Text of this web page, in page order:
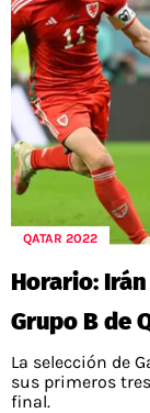
QATAR 2022
Horario:
Grupo B de
La selección de
sus primeros
final.